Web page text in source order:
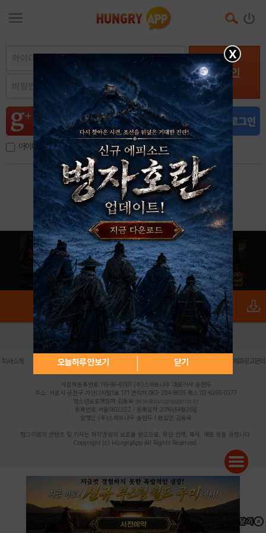
로그인
아이디, 이메일 저장
아이디 / 비밀번호 찾기 회원가입
X
오늘하루 안보기 닫기
로그인 PC버전 전체앱
회사소개 | 개인정보 처리방침 불법촬영물 신고센터 제휴광고문의
사업자등록번호:119-86-61101 (주)스마트나우 대표이사:송현두
주소: 서울시 금천구 가산디지털1로 171 연락처:063-284-8635 팩스:02-6265-0377
청소년보호책임자:김동욱 desk@hungryapp.co.kr
등록번호:서울아02322 | 등록일자:2016년4월25일
발행인:(주)스마트나우 송현두 | 편집인:김동욱
헝그리앱의 콘텐츠 및 기사는 저작권법의 보호를 받으므로, 무단 전재, 복사, 배포 등을 금합니다.
Copyright (c) HungryApp All Rights Reserved.